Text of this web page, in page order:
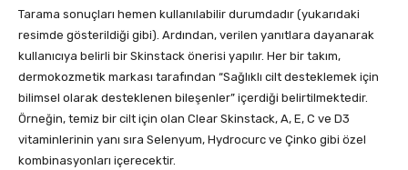
Tarama sonuçları hemen kullanılabilir durumdadır (yukarıdaki
resimde gösterildiği gibi). Ardından, verilen yanıtlara dayanarak
kullanıcıya belirli bir Skinstack önerisi yapılır. Her bir takım,
dermokozmetik markası tarafından “Sağlıklı cilt desteklemek için
bilimsel olarak desteklenen bileşenler” içerdiği belirtilmektedir.
Örneğin, temiz bir cilt için olan Clear Skinstack, A, E, C ve D3
vitaminlerinin yanı sıra Selenyum, Hydrocurc ve Çinko gibi özel
kombinasyonları içerecektir.